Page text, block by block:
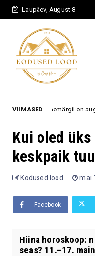
Laupäev, August 8
VIIMASED
on augustis kõige parem
Kui oled
keskpaik
Kodused lood mai
Facebook
Hiina horoskoop:
seas? 11.–17.